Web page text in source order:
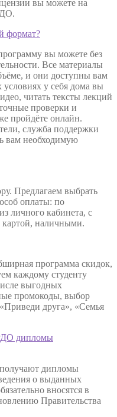
вы можете на
формат?
вы можете без
Все материалы
и они доступны вам
у себя дома вы
читать тексты лекций
проверки и
пройдёте онлайн.
служба поддержки
вам необходимую
Предлагаем выбрать
оплаты: по
личного кабинета, с
картой, наличными.
программа скидок,
каждому студенту
выгодных
промокоды, выбор
друга», «Семья
дипломы
дипломы
о выданных
вносятся в
Правительства